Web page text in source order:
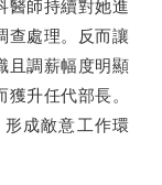
醫師持續對她進
查處理。反而讓
且調薪幅度明顯
升任代部長。
成敵意工作環